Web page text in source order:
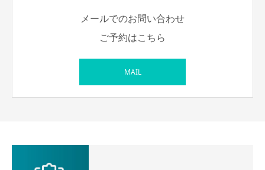
メールでのお問い合わせ
ご予約はこちら
MAIL